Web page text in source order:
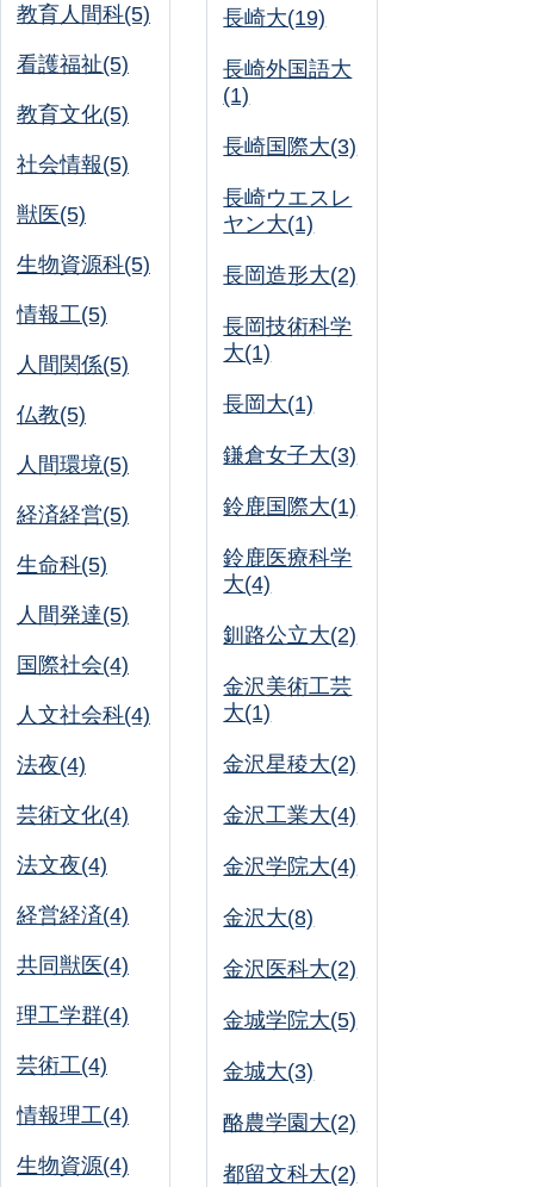
教育人間科(5)
看護福祉(5)
教育文化(5)
社会情報(5)
獣医(5)
生物資源科(5)
情報工(5)
人間関係(5)
仏教(5)
人間環境(5)
経済経営(5)
生命科(5)
人間発達(5)
国際社会(4)
人文社会科(4)
法夜(4)
芸術文化(4)
法文夜(4)
経営経済(4)
共同獣医(4)
理工学群(4)
芸術工(4)
情報理工(4)
生物資源(4)
長崎大(19)
長崎外国語大
(1)
長崎国際大(3)
長崎ウエスレ
ヤン大(1)
長岡造形大(2)
長岡技術科学
大(1)
長岡大(1)
鎌倉女子大(3)
鈴鹿国際大(1)
鈴鹿医療科学
大(4)
釧路公立大(2)
金沢美術工芸
大(1)
金沢星稜大(2)
金沢工業大(4)
金沢学院大(4)
金沢大(8)
金沢医科大(2)
金城学院大(5)
金城大(3)
酪農学園大(2)
都留文科大(2)